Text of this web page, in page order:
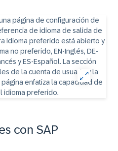
con SAP